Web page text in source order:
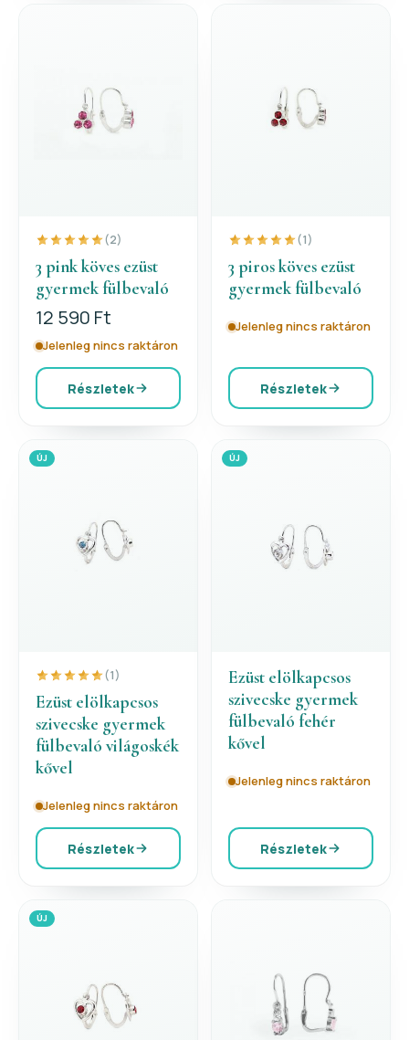
(2)
3 pink köves ezüst
gyermek fülbevaló
12 590 Ft
Jelenleg nincs raktáron
Részletek
(1)
3 piros köves ezüst
gyermek fülbevaló
Jelenleg nincs raktáron
Részletek
ÚJ
(1)
Ezüst elölkapcsos
szivecske gyermek
fülbevaló világoskék
kővel
Jelenleg nincs raktáron
Részletek
ÚJ
Ezüst elölkapcsos
szivecske gyermek
fülbevaló fehér
kővel
Jelenleg nincs raktáron
Részletek
ÚJ